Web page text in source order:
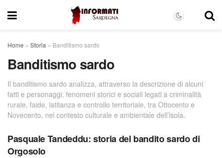
Home » Storia » Banditismo sardo
Banditismo sardo
Il banditismo sardo analizza, attraverso la descrizione di alcuni
fatti e personaggi, fenomeni storici e sociali legati a criminalità
rurale, faide, latitanza e controllo territoriale, tra Ottocento e
Novecento, nel contesto culturale e ambientale dell’isola.
Pasquale Tandeddu: storia del bandito sardo di
Orgosolo